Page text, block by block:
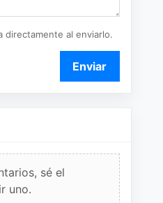
directamente al enviarlo.
Enviar
sé el
uno.